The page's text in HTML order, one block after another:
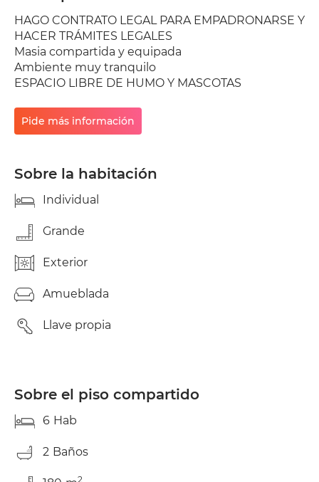
HAGO CONTRATO LEGAL PARA EMPADRONARSE Y
HACER TRÁMITES LEGALES
Masia compartida y equipada
Ambiente muy tranquilo
ESPACIO LIBRE DE HUMO Y MASCOTAS
Pide más información
Sobre la habitación
Individual
Grande
Exterior
Amueblada
Llave propia
Sobre el piso compartido
6 Hab
2 Baños
2